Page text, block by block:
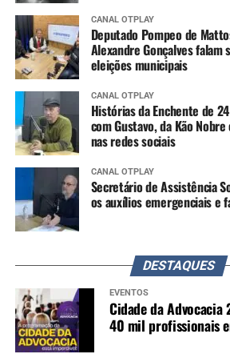
CANAL OTPLAY
Deputado Pompeo de
Alexandre Gonçalves falam
eleições municipais
CANAL OTPLAY
Histórias da Enchente de
com Gustavo, da Kão
nas redes sociais
CANAL OTPLAY
Secretário de Assistência
os auxílios emergenciais e
DESTAQUES
EVENTOS
Cidade da
40 mil profissionais